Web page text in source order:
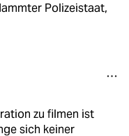
Polizeistaat,
zu filmen ist
sich keiner